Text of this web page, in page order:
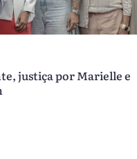
justiça por Marielle e